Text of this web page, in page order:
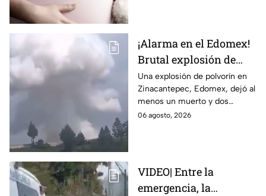
¡Alarma en el Edomex!
Brutal explosión de
polvorín en Santa
María del Monte,
Zinacantepec; reportan
al menos un muerto y
Una explosión de polvorín en
Zinacantepec, Edomex, dejó al
menos un muerto y dos
heridos; autoridades atiende la
06 agosto, 2026
VIDEO| Entre la
emergencia, la